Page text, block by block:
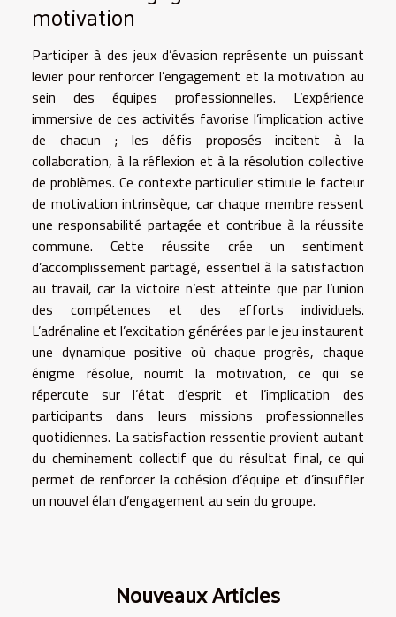
motivation
Participer à des jeux d’évasion représente un puissant
levier pour renforcer l’engagement et la motivation au
sein des équipes professionnelles. L’expérience
immersive de ces activités favorise l’implication active
de chacun ; les défis proposés incitent à la
collaboration, à la réflexion et à la résolution collective
de problèmes. Ce contexte particulier stimule le facteur
de motivation intrinsèque, car chaque membre ressent
une responsabilité partagée et contribue à la réussite
commune. Cette réussite crée un sentiment
d’accomplissement partagé, essentiel à la satisfaction
au travail, car la victoire n’est atteinte que par l’union
des compétences et des efforts individuels.
L’adrénaline et l’excitation générées par le jeu instaurent
une dynamique positive où chaque progrès, chaque
énigme résolue, nourrit la motivation, ce qui se
répercute sur l’état d’esprit et l’implication des
participants dans leurs missions professionnelles
quotidiennes. La satisfaction ressentie provient autant
du cheminement collectif que du résultat final, ce qui
permet de renforcer la cohésion d’équipe et d’insuffler
un nouvel élan d’engagement au sein du groupe.
Nouveaux Articles